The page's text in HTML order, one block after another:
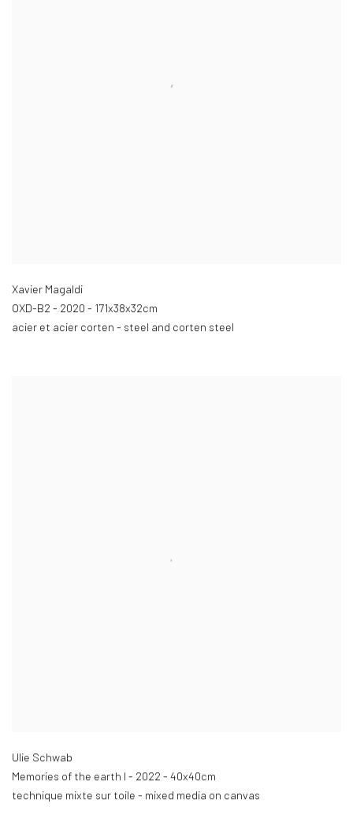
Xavier Magaldi
OXD-B2 - 2020 - 171x38x32cm
acier et acier corten - steel and corten steel
Ulie Schwab
Memories of the earth I - 2022 - 40x40cm
technique mixte sur toile - mixed media on canvas